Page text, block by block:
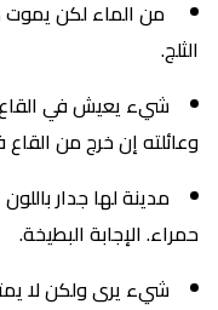
من الماء لكن
الثلج.
شيء يعيش في
وعائلته إن خرج من
مدينة لها جدار
حمراء. الإجابة البطيخة.
شيء يرى ولكن لا